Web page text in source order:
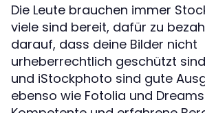
Die Leute brauchen immer
viele sind bereit, dafür zu
darauf, dass deine Bilder nicht
urheberrechtlich geschützt
und iStockphoto sind gute
ebenso wie Fotolia und